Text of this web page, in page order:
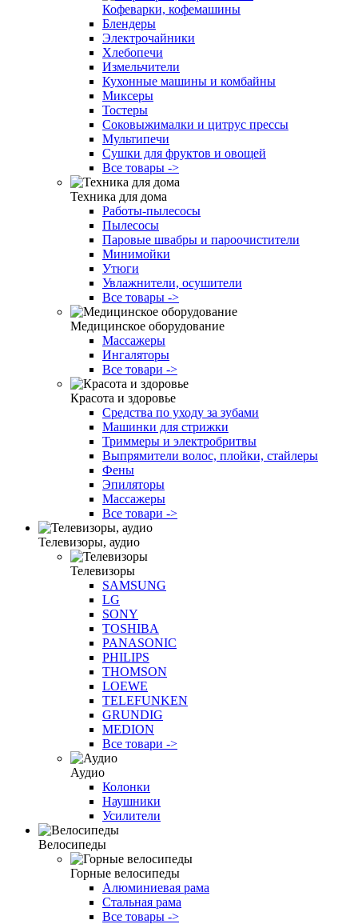
Кофеварки, кофемашины
Блендеры
Электрочайники
Хлебопечи
Измельчители
Кухонные машины и комбайны
Миксеры
Тостеры
Соковыжималки и цитрус прессы
Мультипечи
Сушки для фруктов и овощей
Все товары ->
Техника для дома
Работы-пылесосы
Пылесосы
Паровые швабры и пароочистители
Минимойки
Утюги
Увлажнители, осушители
Все товары ->
Медицинское оборудование
Массажеры
Ингаляторы
Все товари ->
Красота и здоровье
Средства по уходу за зубами
Машинки для стрижки
Триммеры и электробритвы
Выпрямители волос, плойки, стайлеры
Фены
Эпиляторы
Массажеры
Все товари ->
Телевизоры, аудио
Телевизоры
SAMSUNG
LG
SONY
TOSHIBA
PANASONIC
PHILIPS
THOMSON
LOEWE
TELEFUNKEN
GRUNDIG
MEDION
Все товари ->
Аудио
Колонки
Наушники
Усилители
Велосипеды
Горные велосипеды
Алюминиевая рама
Стальная рама
Все товары ->